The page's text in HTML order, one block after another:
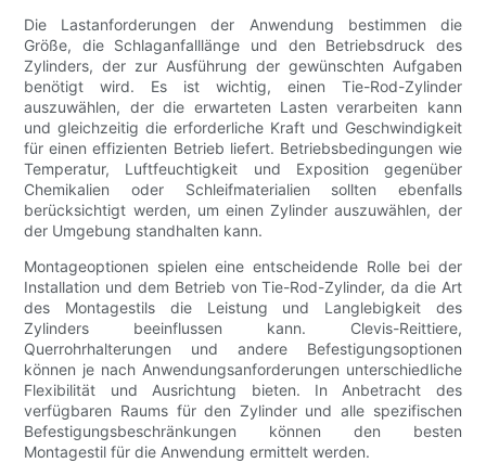
Die Lastanforderungen der Anwendung bestimmen die
Größe, die Schlaganfalllänge und den Betriebsdruck des
Zylinders, der zur Ausführung der gewünschten Aufgaben
benötigt wird. Es ist wichtig, einen Tie-Rod-Zylinder
auszuwählen, der die erwarteten Lasten verarbeiten kann
und gleichzeitig die erforderliche Kraft und Geschwindigkeit
für einen effizienten Betrieb liefert. Betriebsbedingungen wie
Temperatur, Luftfeuchtigkeit und Exposition gegenüber
Chemikalien oder Schleifmaterialien sollten ebenfalls
berücksichtigt werden, um einen Zylinder auszuwählen, der
der Umgebung standhalten kann.
Montageoptionen spielen eine entscheidende Rolle bei der
Installation und dem Betrieb von Tie-Rod-Zylinder, da die Art
des Montagestils die Leistung und Langlebigkeit des
Zylinders beeinflussen kann. Clevis-Reittiere,
Querrohrhalterungen und andere Befestigungsoptionen
können je nach Anwendungsanforderungen unterschiedliche
Flexibilität und Ausrichtung bieten. In Anbetracht des
verfügbaren Raums für den Zylinder und alle spezifischen
Befestigungsbeschränkungen können den besten
Montagestil für die Anwendung ermittelt werden.